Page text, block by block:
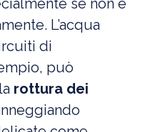
se non è
L’acqua
di
può
rottura dei